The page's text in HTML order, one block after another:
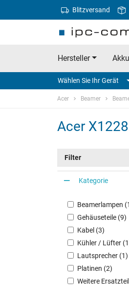
Blitzversand
Hersteller
Wählen Sie Ihr Gerät
Acer Beamer
Acer
Filter
Kategorie
Beamerlampen
Gehäuseteile (9)
Kabel (3)
Kühler / Lüfter
Lautsprecher (1)
Platinen (2)
Weitere